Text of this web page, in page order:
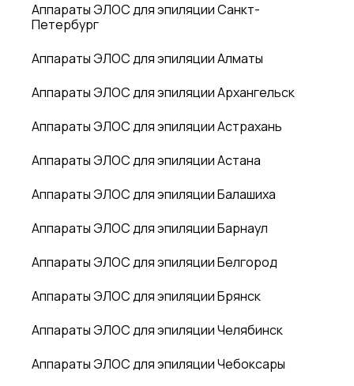
Аппараты ЭЛОС для эпиляции Санкт-
Петербург
Аппараты ЭЛОС для эпиляции Алматы
Аппараты ЭЛОС для эпиляции Архангельск
Аппараты ЭЛОС для эпиляции Астрахань
Аппараты ЭЛОС для эпиляции Астана
Аппараты ЭЛОС для эпиляции Балашиха
Аппараты ЭЛОС для эпиляции Барнаул
Аппараты ЭЛОС для эпиляции Белгород
Аппараты ЭЛОС для эпиляции Брянск
Аппараты ЭЛОС для эпиляции Челябинск
Аппараты ЭЛОС для эпиляции Чебоксары